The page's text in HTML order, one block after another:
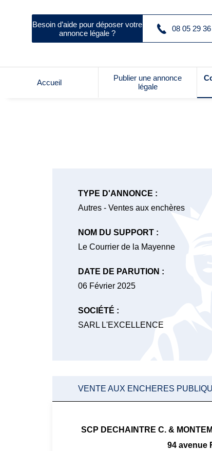
Besoin d’aide pour déposer votre
annonce légale ?
08 05 29
Accueil
Publier une annonce
légale
TYPE D'ANNONCE :
Autres - Ventes aux enchères
NOM DU SUPPORT :
Le Courrier de la Mayenne
DATE DE PARUTION :
06 Février 2025
SOCIÉTÉ :
SARL L'EXCELLENCE
VENTE AUX ENCHERES
SCP DECHAINTRE C. &
94 avenue